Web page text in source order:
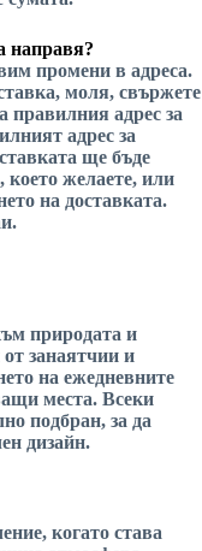
направя?
промени в адреса.
моля, свържете
правилния адрес за
адрес за
ще бъде
което желаете, или
на доставката.
природата и
занаятчии и
на ежедневните
места. Всеки
подбран, за да
дизайн.
когато става